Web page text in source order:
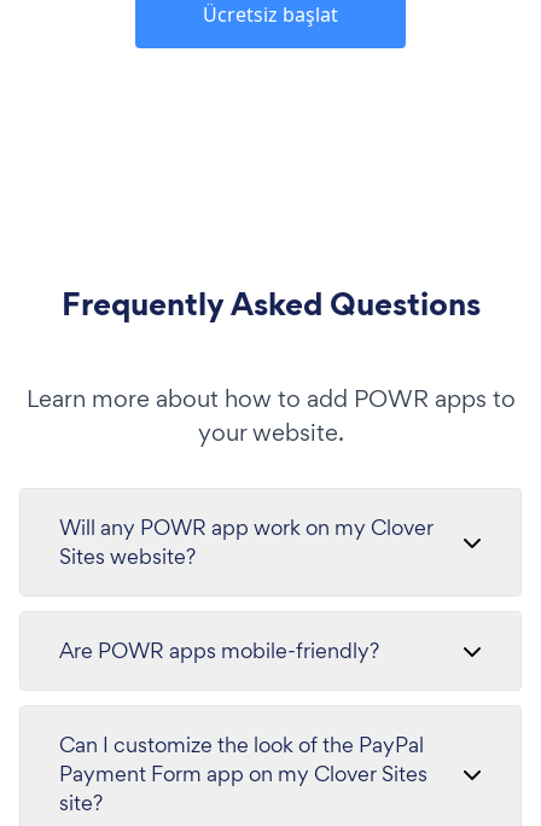
Ücretsiz başlat
Frequently Asked Questions
Learn more about how to add POWR apps to
your website.
Will any POWR app work on my Clover
Sites website?
Are POWR apps mobile-friendly?
Can I customize the look of the PayPal
Payment Form app on my Clover Sites
site?